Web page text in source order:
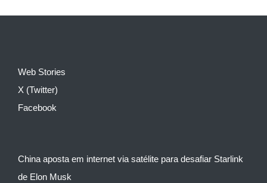
Web Stories
X (Twitter)
Facebook
China aposta em internet via satélite para desafiar Starlink
de Elon Musk